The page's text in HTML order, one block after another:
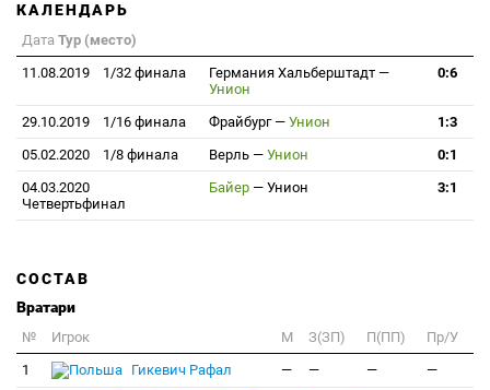
КАЛЕНДАРЬ
Дата Тур (место)
11.08.2019
1/32 финала Германия Хальберштадт —
Унион
0:6
29.10.2019 1/16 финала Фрайбург— Унион
1:3
05.02.2020
1/8 финала Верль — Унион
0:1
04.03.2020
Четвертьфинал
Байер — Унион 3:1
СОСТАВ
Вратари
№ Игрок M З(ЗП) П(ПП)
Пр/У
1
Гикевич Рафал — — — —